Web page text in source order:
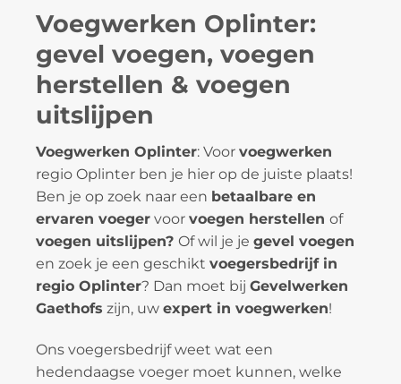
Voegwerken Oplinter:
gevel voegen, voegen
herstellen & voegen
uitslijpen
Voegwerken Oplinter: Voor voegwerken
regio Oplinter ben je hier op de juiste plaats!
Ben je op zoek naar een betaalbare en
ervaren voeger voor voegen herstellen of
voegen uitslijpen? Of wil je je gevel voegen
en zoek je een geschikt voegersbedrijf in
regio Oplinter? Dan moet bij Gevelwerken
Gaethofs zijn, uw expert in voegwerken!
Ons voegersbedrijf weet wat een
hedendaagse voeger moet kunnen, welke